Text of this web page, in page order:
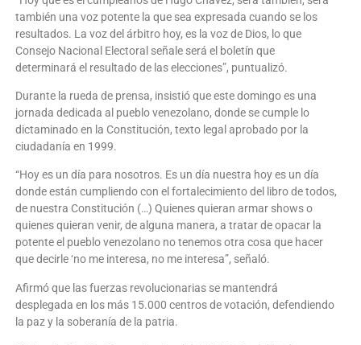
también una voz potente la que sea expresada cuando se los
resultados. La voz del árbitro hoy, es la voz de Dios, lo que
Consejo Nacional Electoral señale será el boletín que
determinará el resultado de las elecciones”, puntualizó.
Durante la rueda de prensa, insistió que este domingo es una
jornada dedicada al pueblo venezolano, donde se cumple lo
dictaminado en la Constitución, texto legal aprobado por la
ciudadanía en 1999.
“Hoy es un día para nosotros. Es un día nuestra hoy es un día
donde están cumpliendo con el fortalecimiento del libro de todos,
de nuestra Constitución (…) Quienes quieran armar shows o
quienes quieran venir, de alguna manera, a tratar de opacar la
potente el pueblo venezolano no tenemos otra cosa que hacer
que decirle ‘no me interesa, no me interesa”, señaló.
Afirmó que las fuerzas revolucionarias se mantendrá
desplegada en los más 15.000 centros de votación, defendiendo
la paz y la soberanía de la patria.